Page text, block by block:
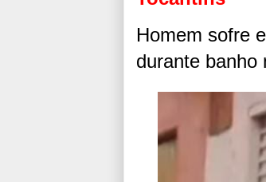
Homem sofre
durante banho